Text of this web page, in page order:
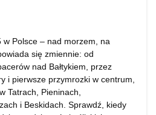
Polsce – nad morzem, na
się zmiennie: od
nad Bałtykiem, przez
i pierwsze przymrozki w centrum,
Tatrach, Pieninach,
i Beskidach. Sprawdź, kiedy